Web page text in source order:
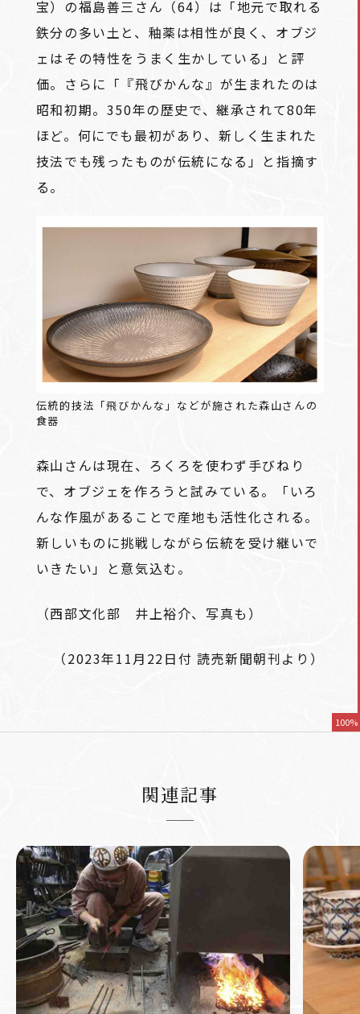
宝）の福島善三さん（64）は「地元で取れる
鉄分の多い土と、釉薬は相性が良く、オブジ
ェはその特性をうまく生かしている」と評
価。さらに「『飛びかんな』が生まれたのは
昭和初期。350年の歴史で、継承されて80年
ほど。何にでも最初があり、新しく生まれた
技法でも残ったものが伝統になる」と指摘す
る。
伝統的技法「飛びかんな」などが施された森山さんの
食器
森山さんは現在、ろくろを使わず手びねり
で、オブジェを作ろうと試みている。「いろ
んな作風があることで産地も活性化される。
新しいものに挑戦しながら伝統を受け継いで
いきたい」と意気込む。
（西部文化部 井上裕介、写真も）
（2023年11月22日付 読売新聞朝刊より）
100%
関連記事